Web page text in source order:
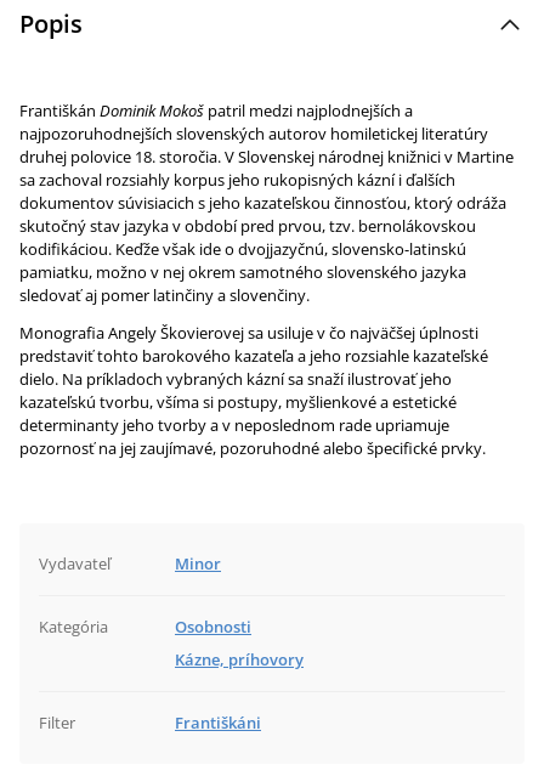
Popis
Františkán Dominik Mokoš patril medzi najplodnejších a
najpozoruhodnejších slovenských autorov homiletickej literatúry
druhej polovice 18. storočia. V Slovenskej národnej knižnici v Martine
sa zachoval rozsiahly korpus jeho rukopisných kázní i ďalších
dokumentov súvisiacich s jeho kazateľskou činnosťou, ktorý odráža
skutočný stav jazyka v období pred prvou, tzv. bernolákovskou
kodifikáciou. Keďže však ide o dvojjazyčnú, slovensko-latinskú
pamiatku, možno v nej okrem samotného slovenského jazyka
sledovať aj pomer latinčiny a slovenčiny.
Monografia Angely Škovierovej sa usiluje v čo najväčšej úplnosti
predstaviť tohto barokového kazateľa a jeho rozsiahle kazateľské
dielo. Na príkladoch vybraných kázní sa snaží ilustrovať jeho
kazateľskú tvorbu, všíma si postupy, myšlienkové a estetické
determinanty jeho tvorby a v neposlednom rade upriamuje
pozornosť na jej zaujímavé, pozoruhodné alebo špecifické prvky.
Vydavateľ Minor
Kategória
Osobnosti
Kázne, príhovory
Filter Františkáni